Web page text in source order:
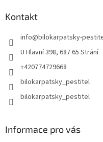
Kontakt
info@bilokarpatsky-
U Hlavní 398, 687 65 Strání
+420774729668
bilokarpatsky_pestitel
Informace pro vás